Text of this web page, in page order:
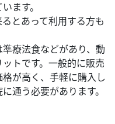
ます。
とあって利用する方も
療法食などがあり、動
トです。一般的に販売
が高く、手軽に購入し
通う必要があります。